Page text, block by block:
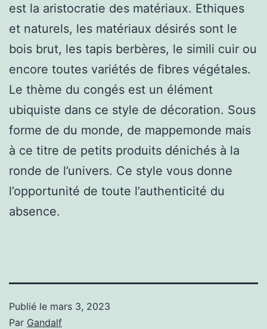
est la aristocratie des matériaux. Ethiques
et naturels, les matériaux désirés sont le
bois brut, les tapis berbères, le simili cuir ou
encore toutes variétés de fibres végétales.
Le thème du congés est un élément
ubiquiste dans ce style de décoration. Sous
forme de du monde, de mappemonde mais
à ce titre de petits produits dénichés à la
ronde de l’univers. Ce style vous donne
l’opportunité de toute l’authenticité du
absence.
Publié le mars 3, 2023
Par Gandalf